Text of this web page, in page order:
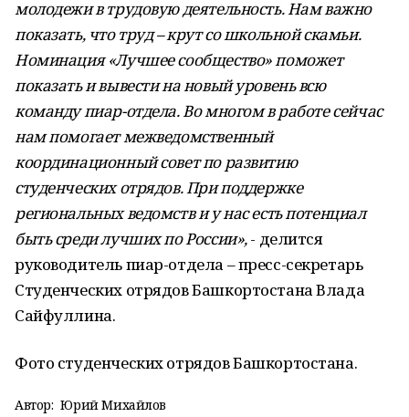
молодежи в трудовую деятельность. Нам важно
показать, что труд – крут со школьной скамьи.
Номинация «Лучшее сообщество» поможет
показать и вывести на новый уровень всю
команду пиар-отдела. Во многом в работе сейчас
нам помогает межведомственный
координационный совет по развитию
студенческих отрядов. При поддержке
региональных ведомств и у нас есть потенциал
быть среди лучших по России»,- делится
руководитель пиар-отдела – пресс-секретарь
Студенческих отрядов Башкортостана Влада
Сайфуллина.
Фото студенческих отрядов Башкортостана.
Автор: Юрий Михайлов